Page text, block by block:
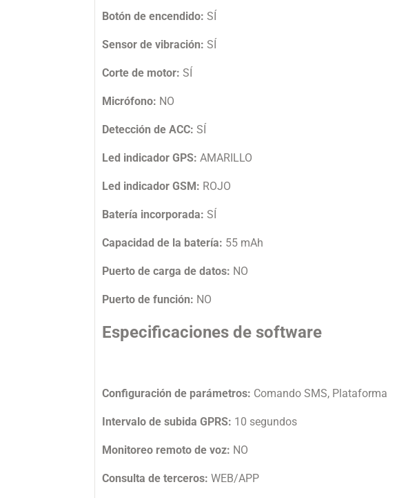
Botón de encendido: SÍ
Sensor de vibración: SÍ
Corte de motor: SÍ
Micrófono: NO
Detección de ACC: SÍ
Led indicador GPS: AMARILLO
Led indicador GSM: ROJO
Batería incorporada: SÍ
Capacidad de la batería: 55 mAh
Puerto de carga de datos: NO
Puerto de función: NO
Especificaciones de software
Configuración de parámetros: Comando SMS, Plataforma
Intervalo de subida GPRS: 10 segundos
Monitoreo remoto de voz: NO
Consulta de terceros: WEB/APP